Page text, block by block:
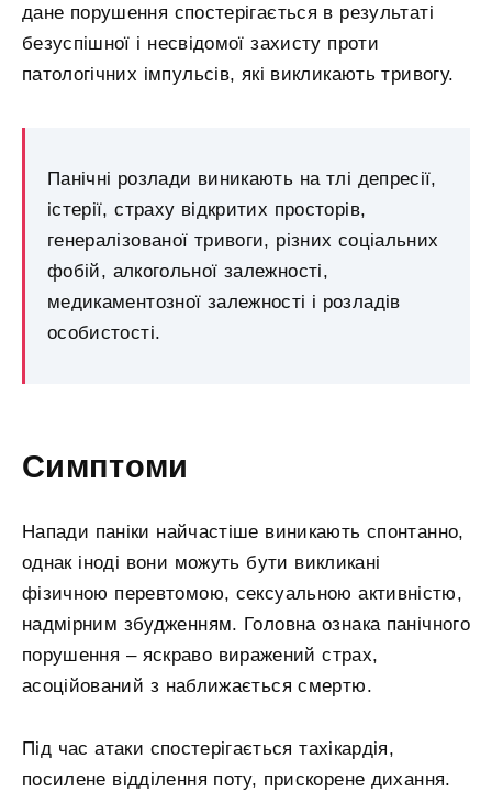
дане порушення спостерігається в результаті
безуспішної і несвідомої захисту проти
патологічних імпульсів, які викликають тривогу.
Панічні розлади виникають на тлі депресії,
істерії, страху відкритих просторів,
генералізованої тривоги, різних соціальних
фобій, алкогольної залежності,
медикаментозної залежності і розладів
особистості.
Симптоми
Напади паніки найчастіше виникають спонтанно,
однак іноді вони можуть бути викликані
фізичною перевтомою, сексуальною активністю,
надмірним збудженням. Головна ознака панічного
порушення – яскраво виражений страх,
асоційований з наближається смертю.
Під час атаки спостерігається тахікардія,
посилене відділення поту, прискорене дихання.